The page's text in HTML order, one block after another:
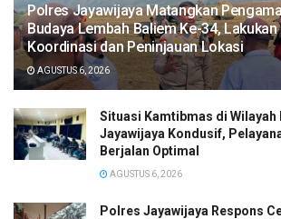
Polres Jayawijaya Matangkan
Budaya Lembah Baliem Ke-34, Lakukan
Koordinasi dan Peninjauan Lokasi
AGUSTUS 6, 2026
Situasi Kamtibmas di Wilayah
Jayawijaya Kondusif,
Berjalan Optimal
AGUSTUS 6, 2026
Polres Jayawijaya Respons